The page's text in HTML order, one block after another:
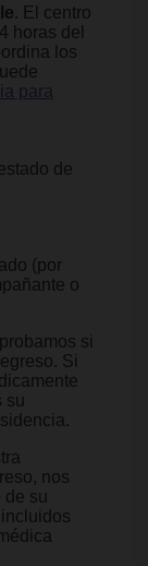
. El centro
horas del
los
para
de
(por
o
si
Si
su
nos
de su